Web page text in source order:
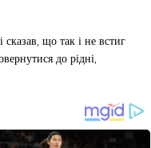
що так і не встиг
до рідні,